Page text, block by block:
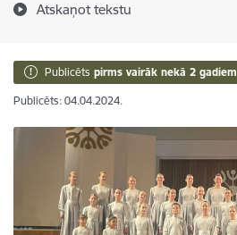
Atskaņot tekstu
Publicēts pirms vairāk nekā 2 gadiem
Publicēts: 04.04.2024.